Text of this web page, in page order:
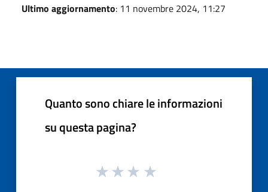
Ultimo aggiornamento: 11 novembre 2024, 11:27
Quanto sono chiare le informazioni
su questa pagina?